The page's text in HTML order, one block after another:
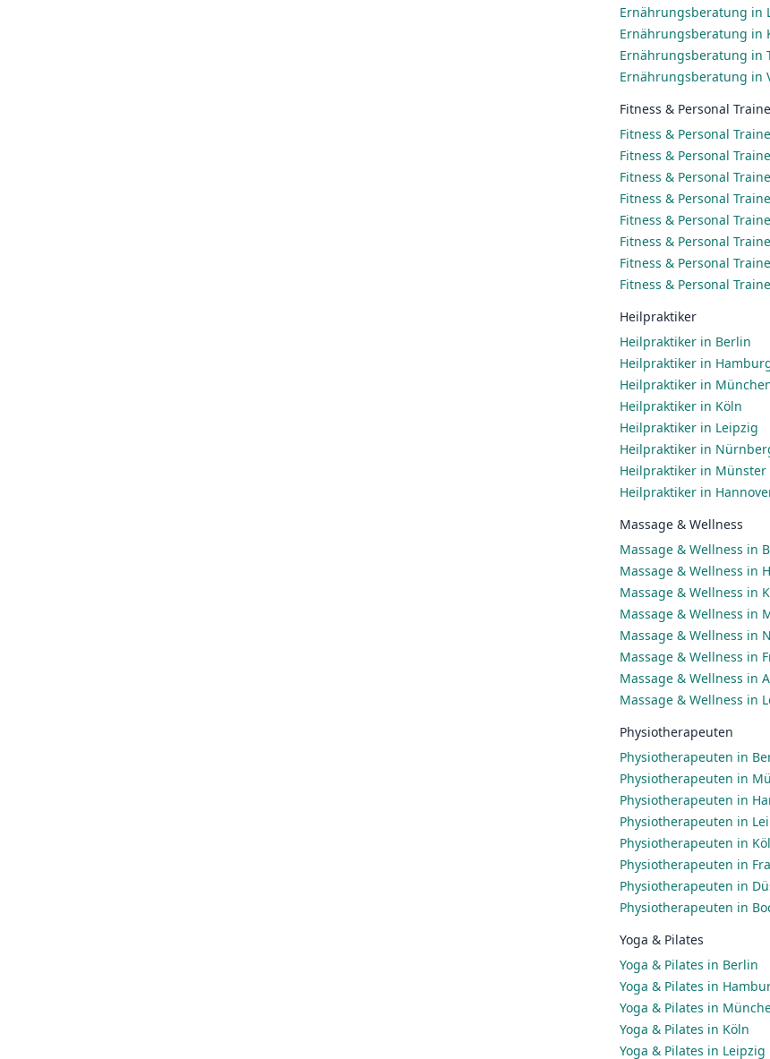
Ernährungsberatung in
Ernährungsberatung in
Ernährungsberatung in
Ernährungsberatung in
Fitness & Personal
Fitness & Personal
Fitness & Personal
Fitness & Personal
Fitness & Personal
Fitness & Personal
Fitness & Personal
Fitness & Personal
Fitness & Personal
Heilpraktiker
Heilpraktiker in Berlin
Heilpraktiker in
Heilpraktiker in
Heilpraktiker in Köln
Heilpraktiker in Leipzig
Heilpraktiker in
Heilpraktiker in Münster
Heilpraktiker in
Massage & Wellness
Massage & Wellness in
Massage & Wellness in
Massage & Wellness in
Massage & Wellness in
Massage & Wellness in
Massage & Wellness in
Massage & Wellness in
Massage & Wellness in
Physiotherapeuten
Physiotherapeuten in
Physiotherapeuten in
Physiotherapeuten in
Physiotherapeuten in
Physiotherapeuten in
Physiotherapeuten in
Physiotherapeuten in
Physiotherapeuten in
Yoga & Pilates
Yoga & Pilates in Berlin
Yoga & Pilates in
Yoga & Pilates in
Yoga & Pilates in Köln
Yoga & Pilates in Leipzig